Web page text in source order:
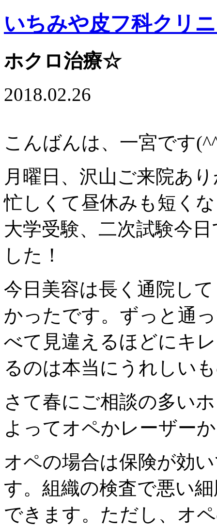
いちみや皮フ科クリ
ホクロ治療☆
2018.02.26
こんばんは、一宮です
月曜日、沢山ご来院あ
忙しくて昼休みも短く
大学受験、二次試験今
した！
今日美容は長く通院し
かったです。ずっと通
べて見違えるほどにキ
るのは本当にうれしい
さて春にご相談の多い
よってオペかレーザー
オペの場合は保険が効
す。組織の検査で悪い
できます。ただし、オ